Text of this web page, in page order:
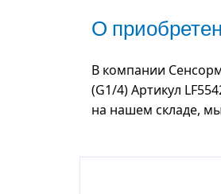
О
В компании
(G1/4) Артикул
на нашем складе,